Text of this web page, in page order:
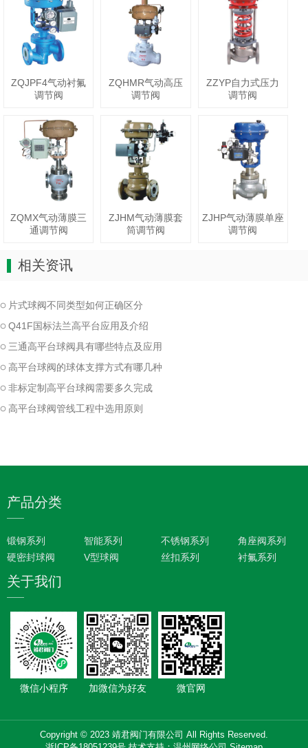
ZQJPF4气动衬氟
调节阀
ZQHMR气动高压
调节阀
ZZYP自力式压力
调节阀
ZQMX气动薄膜三
通调节阀
ZJHM气动薄膜套
筒调节阀
ZJHP气动薄膜单座
调节阀
相关资讯
片式球阀不同类型如何正确区分
Q41F国标法兰高平台应用及介绍
三通高平台球阀具有哪些特点及应用
高平台球阀的球体支撑方式有哪几种
非标定制高平台球阀需要多久完成
高平台球阀管线工程中选用原则
产品分类
锻钢系列 智能系列 不锈钢系列
角座阀系列
硬密封球阀
V型球阀 丝扣系列 衬氟系列
关于我们
微信小程序 加微信为好友 微官网
Copyright © 2023 靖君阀门有限公司 All Rights Reserved.